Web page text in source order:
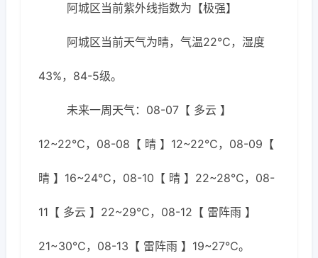
阿城区当前紫外线指数为【极强】
阿城区当前天气为晴，气温22℃，湿度
43%，84-5级。
未来一周天气：08-07【 多云 】
12~22℃，08-08【 晴 】12~22℃，08-09【
晴 】16~24℃，08-10【 晴 】22~28℃，08-
11【 多云 】22~29℃，08-12【 雷阵雨 】
21~30℃，08-13【 雷阵雨 】19~27℃。